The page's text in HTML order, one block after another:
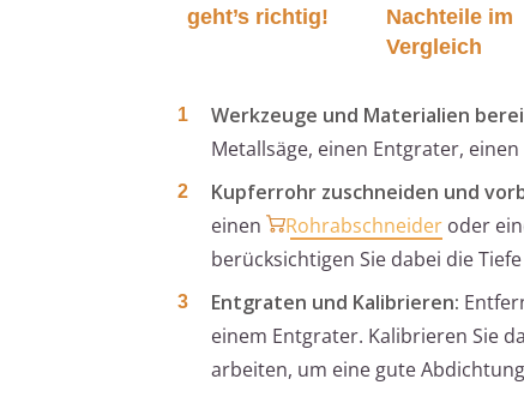
geht’s richtig!
Nachteile im
Vergleich
Werkzeuge und Materialien
Metallsäge, einen Entgrater,
Kupferrohr zuschneiden und
einen
Rohrabschneider oder
berücksichtigen Sie dabei die
Entgraten und Kalibrieren:
einem Entgrater. Kalibrieren Sie
arbeiten, um eine gute